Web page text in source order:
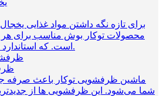
برای تازه نگه داشتن مواد غذایی
محصولات توکار بوش مناسب برای هر
است. که استاندارد طراحی شده.
ماشین ظرفشویی توکار باعث صرفه‌
شما می‌شود. این ظرفشویی ها از